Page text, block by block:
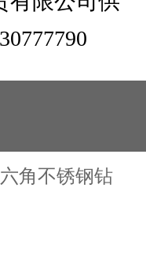
角不锈钢钻